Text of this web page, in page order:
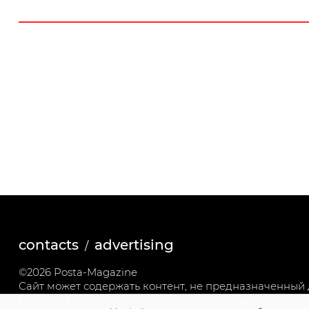
contacts advertising
©2026 Posta-Magazine
Сайт может содержать контент, не предназначенный